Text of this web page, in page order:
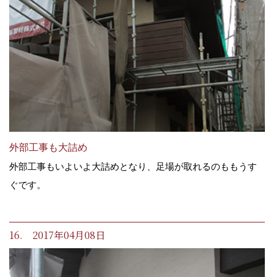
外部工事も大詰め
外部工事もいよいよ大詰めとなり、足場が取れるのももうす
ぐです。
16. 2017年04月08日